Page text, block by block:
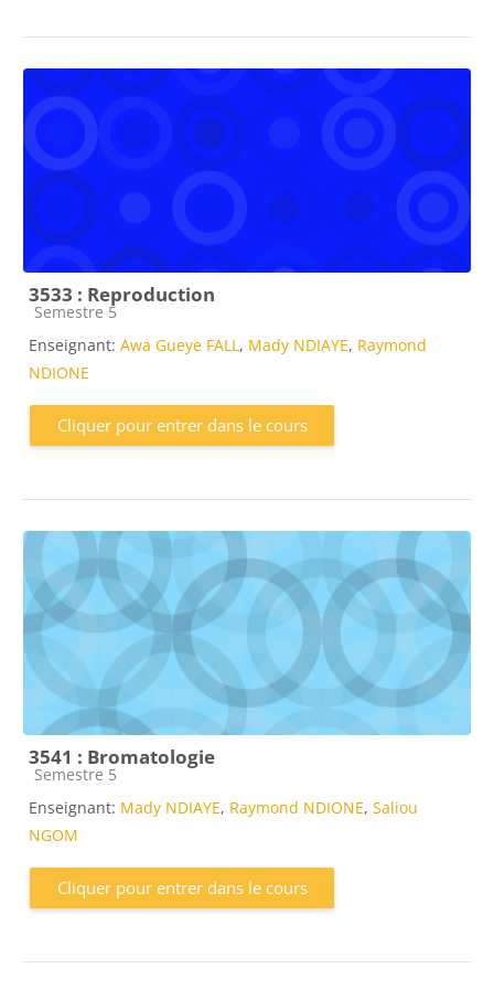
3533 : Reproduction
Catégorie de cours
Semestre 5
Enseignant: Awa Gueye FALL, Mady NDIAYE, Raymond
NDIONE
Cliquer pour entrer dans le cours
3541 : Bromatologie
Catégorie de cours
Semestre 5
Enseignant: Mady NDIAYE, Raymond NDIONE, Saliou
NGOM
Cliquer pour entrer dans le cours